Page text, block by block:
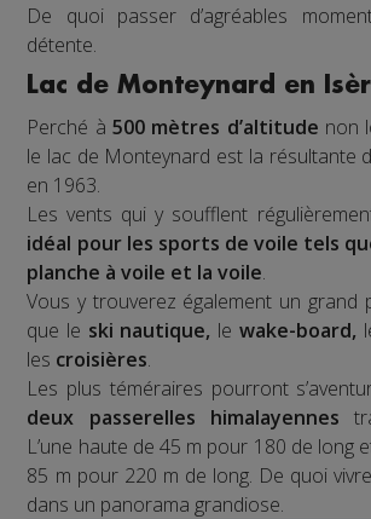
De quoi passer d’agréables
détente.
Lac de Monteynard en
Perché à 500 mètres d’altitude non
le lac de Monteynard est la résultante
en 1963.
Les vents qui y soufflent
idéal pour les sports de voile tels
planche à voile et la voile.
Vous y trouverez également un grand
que le ski nautique, le wake-board,
les croisières.
Les plus téméraires pourront
deux passerelles himalayennes
L’une haute de 45 m pour 180 de long
85 m pour 220 m de long. De quoi
dans un panorama grandiose.